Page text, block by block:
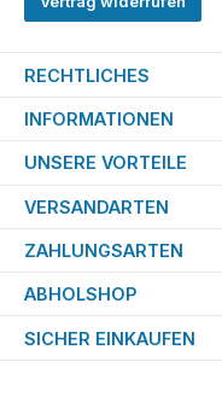
RECHTLICHES
INFORMATIONEN
UNSERE VORTEILE
VERSANDARTEN
ZAHLUNGSARTEN
ABHOLSHOP
SICHER EINKAUFEN